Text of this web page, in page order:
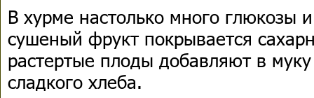
В хурме настолько много глюкозы
сушеный фрукт покрывается
растертые плоды добавляют в
сладкого хлеба.